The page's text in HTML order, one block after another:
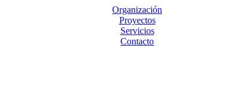
Organización
Proyectos
Servicios
Contacto